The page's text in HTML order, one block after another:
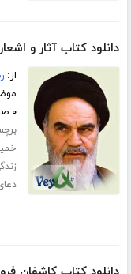
دانلود کتاب آثار و
از:
۰ صفحه